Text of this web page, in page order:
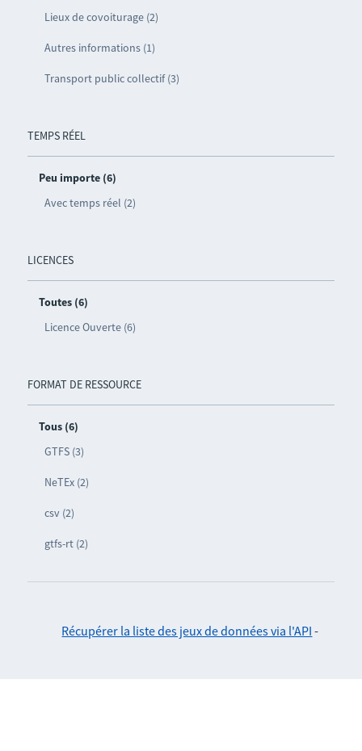
Lieux de covoiturage (2)
Autres informations (1)
Transport public collectif (3)
TEMPS RÉEL
Peu importe (6)
Avec temps réel (2)
LICENCES
Toutes (6)
Licence Ouverte (6)
FORMAT DE RESSOURCE
Tous (6)
GTFS (3)
NeTEx (2)
csv (2)
gtfs-rt (2)
Récupérer la liste des jeux de données via l'API -